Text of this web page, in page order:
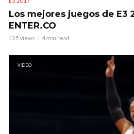
Los mejores juegos de E3
ENTER.CO
125 views 4 min read
VIDEO